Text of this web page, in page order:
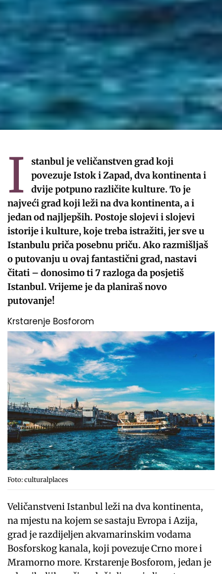
I
stanbul je veličanstven grad koji
povezuje Istok i Zapad, dva kontinenta i
dvije potpuno različite kulture. To je
najveći grad koji leži na dva kontinenta, a i
jedan od najljepših. Postoje slojevi i slojevi
istorije i kulture, koje treba istražiti, jer sve u
Istanbulu priča posebnu priču. Ako razmišljaš
o putovanju u ovaj fantastični grad, nastavi
čitati – donosimo ti 7 razloga da posjetiš
Istanbul. Vrijeme je da planiraš novo
putovanje!
Krstarenje Bosforom
Foto: culturalplaces
Veličanstveni Istanbul leži na dva kontinenta,
na mjestu na kojem se sastaju Evropa i Azija,
grad je razdijeljen akvamarinskim vodama
Bosforskog kanala, koji povezuje Crno more i
Mramorno more. Krstarenje Bosforom, jedan je